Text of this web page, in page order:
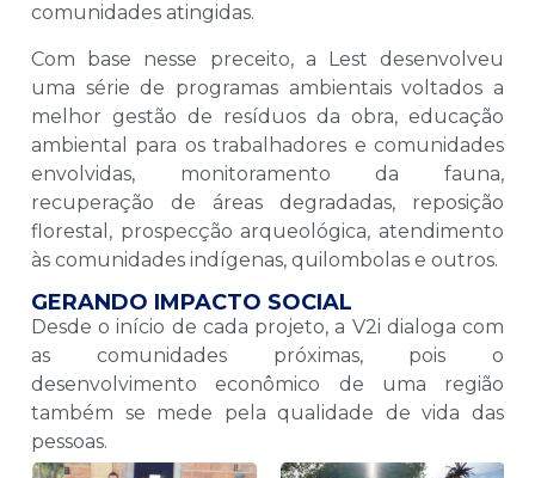
comunidades atingidas.
Com base nesse preceito, a Lest desenvolveu
uma série de programas ambientais voltados a
melhor gestão de resíduos da obra, educação
ambiental para os trabalhadores e comunidades
envolvidas, monitoramento da fauna,
recuperação de áreas degradadas, reposição
florestal, prospecção arqueológica, atendimento
às comunidades indígenas, quilombolas e outros.
GERANDO IMPACTO SOCIAL
Desde o início de cada projeto, a V2i dialoga com
as comunidades próximas, pois o
desenvolvimento econômico de uma região
também se mede pela qualidade de vida das
pessoas.